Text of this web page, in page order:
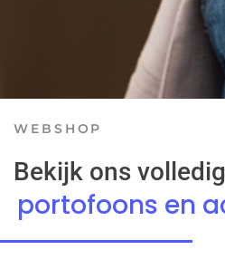
WEBSHOP
Bekijk ons
portofoons en